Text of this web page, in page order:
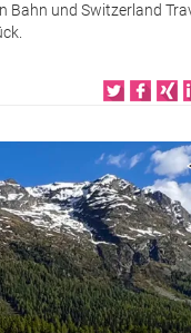
Bahn und Switzerland